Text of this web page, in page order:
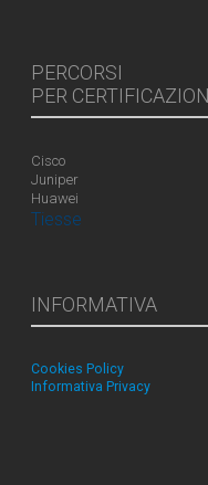
PERCORSI
PER
Cisco
Juniper
Huawei
Tiesse
INFORMATIVA
Cookies Policy
Informativa Privacy